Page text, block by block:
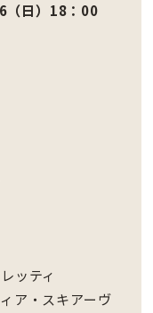
日）18：00
ッティ
ア・スキアーヴ